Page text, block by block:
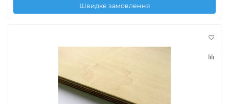
Швидке замовлення